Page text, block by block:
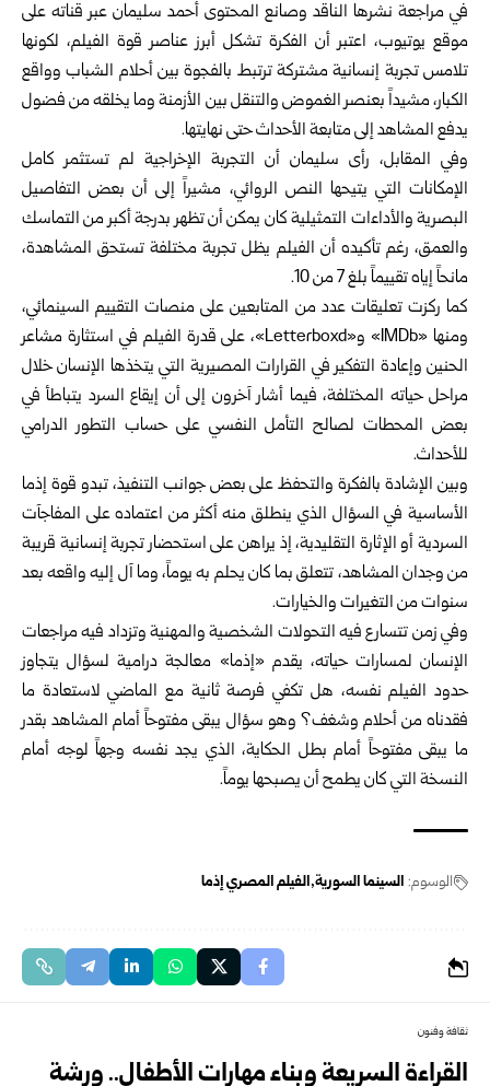
في مراجعة نشرها الناقد وصانع المحتوى أحمد سليمان عبر قناته على
موقع يوتيوب، اعتبر أن الفكرة تشكل أبرز عناصر قوة الفيلم، لكونها
تلامس تجربة إنسانية مشتركة ترتبط بالفجوة بين أحلام الشباب وواقع
الكبار، مشيداً بعنصر الغموض والتنقل بين الأزمنة وما يخلقه من فضول
يدفع المشاهد إلى متابعة الأحداث حتى نهايتها.
وفي المقابل، رأى سليمان أن التجربة الإخراجية لم تستثمر كامل
الإمكانات التي يتيحها النص الروائي، مشيراً إلى أن بعض التفاصيل
البصرية والأداءات التمثيلية كان يمكن أن تظهر بدرجة أكبر من التماسك
والعمق، رغم تأكيده أن الفيلم يظل تجربة مختلفة تستحق المشاهدة،
مانحاً إياه تقييماً بلغ 7 من 10.
كما ركزت تعليقات عدد من المتابعين على منصات التقييم السينمائي،
ومنها «IMDb» و«Letterboxd»، على قدرة الفيلم في استثارة مشاعر
الحنين وإعادة التفكير في القرارات المصيرية التي يتخذها الإنسان خلال
مراحل حياته المختلفة، فيما أشار آخرون إلى أن إيقاع السرد يتباطأ في
بعض المحطات لصالح التأمل النفسي على حساب التطور الدرامي
للأحداث.
وبين الإشادة بالفكرة والتحفظ على بعض جوانب التنفيذ، تبدو قوة إذما
الأساسية في السؤال الذي ينطلق منه أكثر من اعتماده على المفاجآت
السردية أو الإثارة التقليدية، إذ يراهن على استحضار تجربة إنسانية قريبة
من وجدان المشاهد، تتعلق بما كان يحلم به يوماً، وما آل إليه واقعه بعد
سنوات من التغيرات والخيارات.
وفي زمن تتسارع فيه التحولات الشخصية والمهنية وتزداد فيه مراجعات
الإنسان لمسارات حياته، يقدم «إذما» معالجة درامية لسؤال يتجاوز
حدود الفيلم نفسه، هل تكفي فرصة ثانية مع الماضي لاستعادة ما
فقدناه من أحلام وشغف؟ وهو سؤال يبقى مفتوحاً أمام المشاهد بقدر
ما يبقى مفتوحاً أمام بطل الحكاية، الذي يجد نفسه وجهاً لوجه أمام
النسخة التي كان يطمح أن يصبحها يوماً.
الوسوم: السينما السورية الفيلم المصري إذما
ثقافة وفنون
القراءة السريعة وبناء مهارات الأطفال.. ورشة